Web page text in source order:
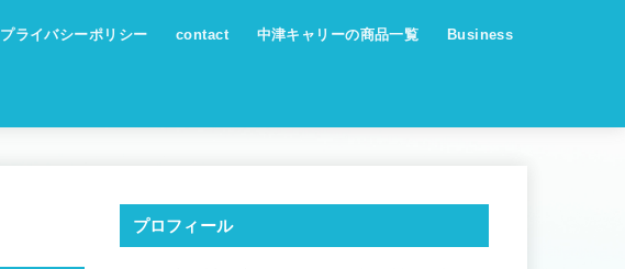
プライバシーポリシー contact 中津キャリーの商品一覧 Business
プロフィール